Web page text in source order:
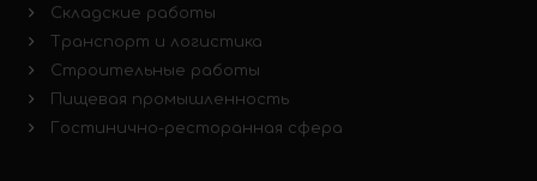
Складские работы
Транспорт и логистика
Строительные работы
Пищевая промышленность
Гостинично-ресторанная сфера